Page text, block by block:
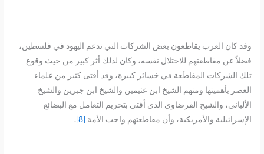
وقد كان العرب يقاطعون بعض الشركات التي تدعم اليهود في فلسطين،
فضلاً عن مقاطعتهم للاحتلال نفسه، وكان لذلك أثر كبير من حيث وقوع
تلك الشركات المقاطَعة في خسائر كبيرة، وقد أفتى كثير من علماء
العصر بأهميتها ومنهم الشيخ ابن عثيمين والشيخ ابن جبرين والشيخ
الألباني، والشيخ القرضاوي الذي أفتى بتحريم التعامل مع البضائع
الإسرائيلية والأمريكية، وأن مقاطعتهم واجب الأمة[8]
.